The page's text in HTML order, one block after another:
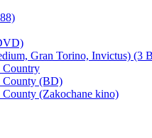
Gran Torino, Invictus) (3
Country
County (BD)
(Zakochane kino)